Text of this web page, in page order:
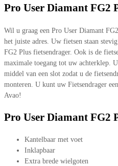
Pro User Diamant FG2
Wil u graag een Pro User Diamant
het juiste adres. Uw fietsen staan
FG2 Plus fietsendrager. Ook is de
maximale toegang tot uw achterklep.
middel van een slot zodat u de
monteren. U kunt uw Fietsendrager
Avao!
Pro User Diamant FG2
Kantelbaar met voet
Inklapbaar
Extra brede wielgoten